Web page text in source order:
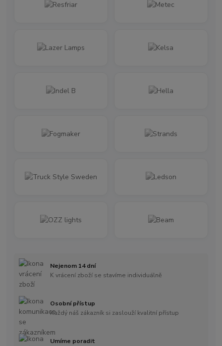
Nejenom 14 dní
K vrácení zboží se stavíme individuálně
Osobní přístup
Každý náš zákazník si zaslouží kvalitní přístup
Umíme poradit